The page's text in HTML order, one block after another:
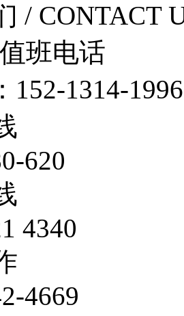
/ CONTACT
值班电话
152-1314-1996
620
4340
4669